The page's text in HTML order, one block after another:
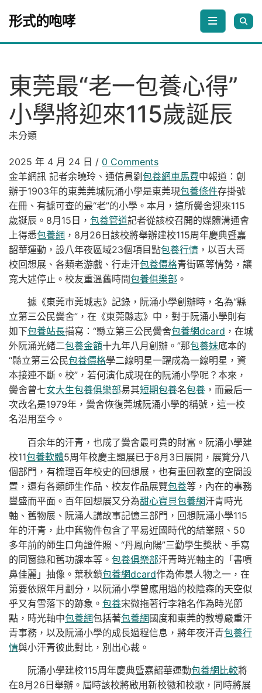
形式的咆哮
東莞最“老一包養心得”
小學將迎來115歲誕辰
未分類
2025 年 4 月 24 日 / 0 Comments
金羊網訊 記者余曉玲、通信員劉 包養網車馬費中報道：創
辦于1903年的東莞莞城阮涌小學是東莞現包養條件存掛號
在冊、有據可查的最“老”的小學。本月，這所黌舍迎來115
歲誕辰。8月15日， 包養管道記者從該校召開的媒體溝通會
上得悉包養網 ，8月26日該校將舉辦建校115周年慶典暨嘉
韶華運動，設八年夜區域23個項目點包養行情 ，以百大哥
校回想展、各類老游戲、行走汗包養價格青街區等情勢，讓
寬大述停止。校友重溫舊時間包養俱樂部 。
據《東莞市莞城志》記錄，阮涌小學創辦時，名為“縣
立第三公民黌舍”，在《東莞縣志》中，對于阮涌小學則有
如下包養站長描寫：“縣立第三公民黌舍包養網dcard ，在城
外阮涌光緒二包養金額十九年八月創辦。”那包養妹底本的
“縣立第三公民包養價格學二線明星一躍成為一線明星，資
本接連不斷。校”，若何演化成現在的阮涌小學呢？本來，
黌舍曾七女大生包養俱樂部易其短期包養名包養 ，而最后一
次改名是1979年，黌舍恢復莞城阮涌小學的稱號，這一校
名沿用至今。
百余年的汗青，也成了黌舍最可貴的財富。阮涌小學建
校11包養軟體5周年校慶主題展已于8月3日展開，展覽分八
個部門，有梳理百年校史的回想展，也有重回教室的空間設
置，還有各類師生作品、校友作品展覽包養等，內在的事務
豐盛而平面。百年回想展又分為甜心寶貝包養網汗青時光
軸、舊物展、阮涌人講故事記憶三部門，回想阮涌小學115
年的汗青，此中舊物件包含了平易近國時代的結業照、50
多年前的師生口角證件照、“丹鳳向陽”三勤學生獎狀、手寫
的同窗錄和舊功課本等。 包養俱樂部汗青時光軸主的「書噴
鼻佳麗」抽像。葉秋鎖包養網dcard作為佈景人物之一，在
第要依照年月劃分，以阮涌小學曾應用過的校陰森的天空似
乎又有雪落下的跡象。 包養宋微拖著行李箱名作為時光節
點，時光軸中包養網包括著包養網國度和東莞的教導嚴重汗
青事務，以及阮涌小學的成長過程信息，將年夜汗青包養行
情與小汗青彼此對比，別出心裁。
阮涌小學建校115周年慶典暨嘉韶華運動包養網比較將
在8月26日舉辦。屆時該校將啟用新校徽和校歌，同時將展